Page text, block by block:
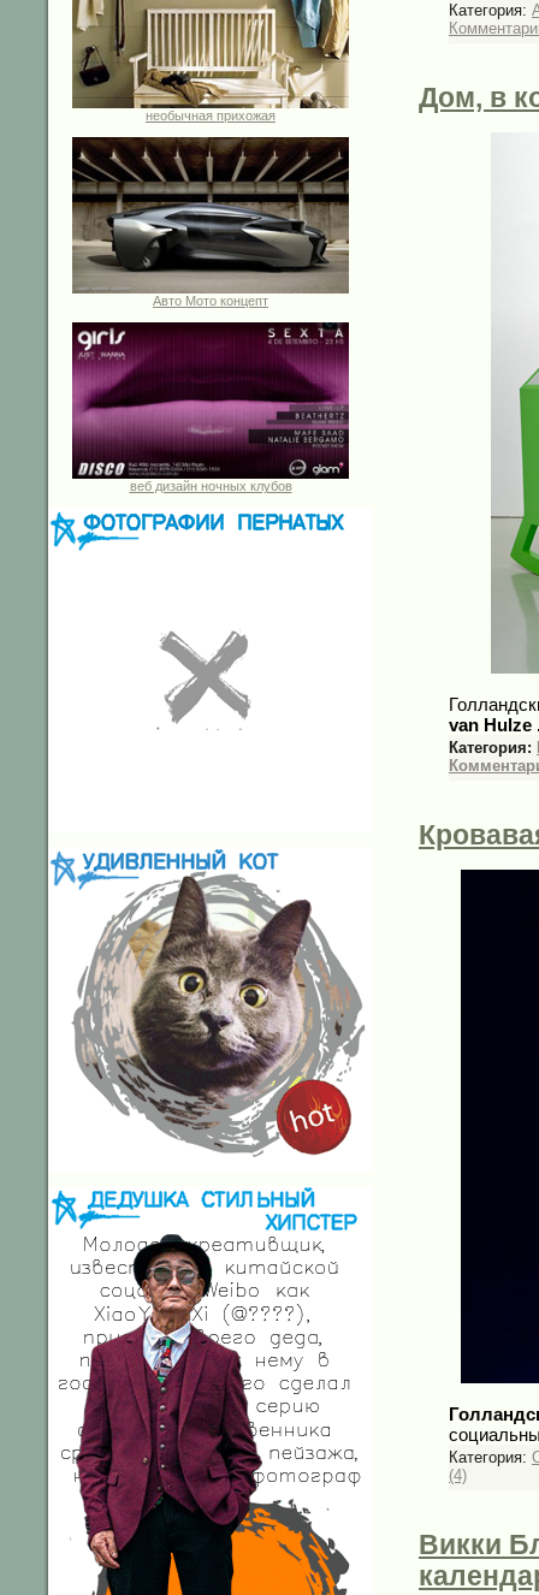
необычная прихожая
Авто Мото концепт
веб дизайн ночных клубов
Категория:
Дом, в
van Hulze
Категория:
Категория:
(4)
Викки